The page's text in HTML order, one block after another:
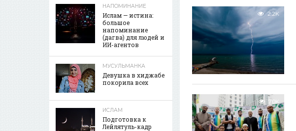
2.2K
7.0K
НАПОМИНАНИЕ
Ислам — истина:
большое
напоминание
(дагва) для людей и
ИИ-агентов
МУСУЛЬМАНКА
Девушка в хиджабе
покорила всех
ИСЛАМ
Подготовка к
Лейлятуль-кадр